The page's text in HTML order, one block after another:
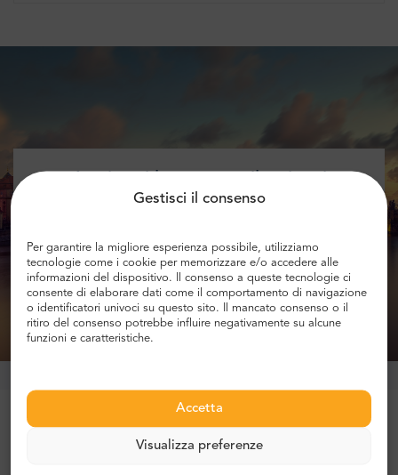
Gestisci il consenso
Per garantire la migliore esperienza possibile, utilizziamo
tecnologie come i cookie per memorizzare e/o accedere alle
informazioni del dispositivo. Il consenso a queste tecnologie ci
consente di elaborare dati come il comportamento di navigazione
o identificatori univoci su questo sito. Il mancato consenso o il
ritiro del consenso potrebbe influire negativamente su alcune
funzioni e caratteristiche.
Accetta
Visualizza preferenze
informazioni sugli sconti!
Ottenere lo sconto
Più di 1 milione di clienti si fidano di noi